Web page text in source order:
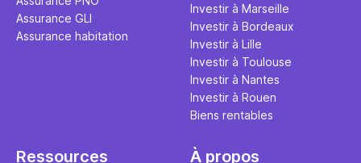
Assurance GLI
Assurance habitation
Investir à Marseille
Investir à Bordeaux
Investir à Lille
Investir à Toulouse
Investir à Nantes
Investir à Rouen
Biens rentables
Ressources À propos